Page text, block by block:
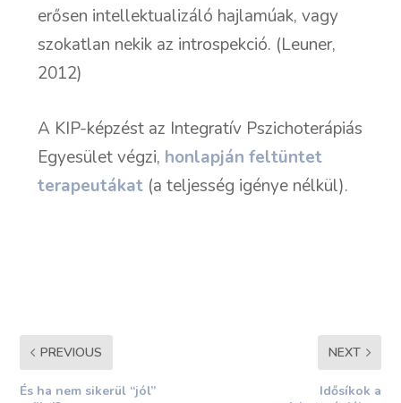
erősen intellektualizáló hajlamúak, vagy
szokatlan nekik az introspekció. (Leuner,
2012)
A KIP-képzést az Integratív Pszichoterápiás
Egyesület végzi, honlapján feltüntet
terapeutákat (a teljesség igénye nélkül).
PREVIOUS
És ha nem sikerül “jól”
NEXT
Idősíkok a